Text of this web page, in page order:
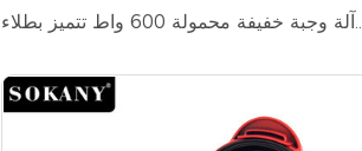
آلة وجبة خفيفة محمولة 600 واط تتميز بطلاء
مقاوم للحرارة للتعامل الآمن. ويشمل مؤشر
الطاقة لتشغيل مريح وتصنيع القصاصات لتجميع